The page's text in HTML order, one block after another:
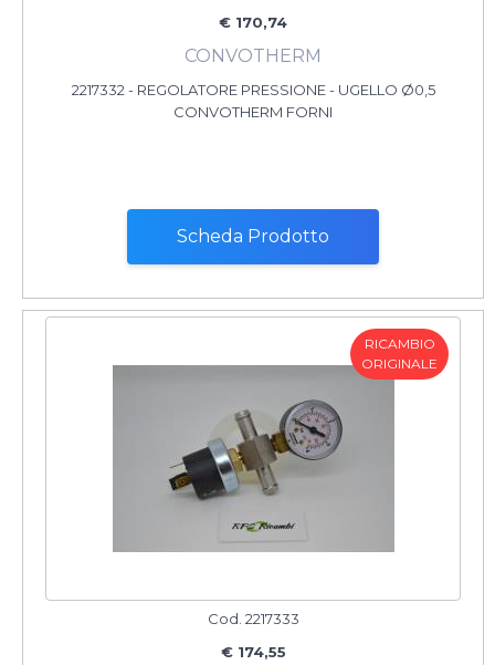
€ 170,74
CONVOTHERM
2217332 - REGOLATORE PRESSIONE - UGELLO Ø0,5
CONVOTHERM FORNI
Scheda Prodotto
RICAMBIO
ORIGINALE
Cod. 2217333
€ 174,55